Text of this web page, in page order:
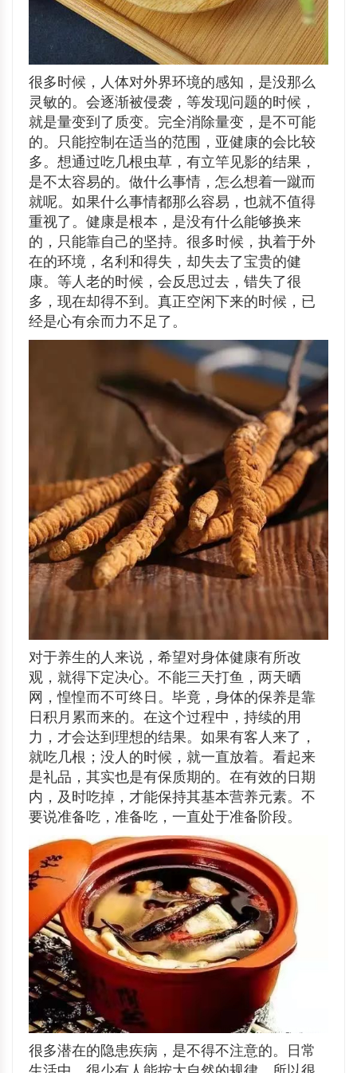
很多时候，人体对外界环境的感知，是没那么
灵敏的。会逐渐被侵袭，等发现问题的时候，
就是量变到了质变。完全消除量变，是不可能
的。只能控制在适当的范围，亚健康的会比较
多。想通过吃几根虫草，有立竿见影的结果，
是不太容易的。做什么事情，怎么想着一蹴而
就呢。如果什么事情都那么容易，也就不值得
重视了。健康是根本，是没有什么能够换来
的，只能靠自己的坚持。很多时候，执着于外
在的环境，名利和得失，却失去了宝贵的健
康。等人老的时候，会反思过去，错失了很
多，现在却得不到。真正空闲下来的时候，已
经是心有余而力不足了。
对于养生的人来说，希望对身体健康有所改
观，就得下定决心。不能三天打鱼，两天晒
网，惶惶而不可终日。毕竟，身体的保养是靠
日积月累而来的。在这个过程中，持续的用
力，才会达到理想的结果。如果有客人来了，
就吃几根；没人的时候，就一直放着。看起来
是礼品，其实也是有保质期的。在有效的日期
内，及时吃掉，才能保持其基本营养元素。不
要说准备吃，准备吃，一直处于准备阶段。
很多潜在的隐患疾病，是不得不注意的。日常